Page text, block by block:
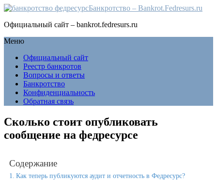
Банкротство – Bankrot.Fedresurs.ru
Официальный сайт – bankrot.fedresurs.ru
Меню
Официальный сайт
Реестр банкротов
Вопросы и ответы
Банкротство
Конфиденциальность
Обратная связь
Сколько стоит опубликовать
сообщение на федресурсе
Содержание
Как теперь публикуются аудит и отчетность в Федресурс?